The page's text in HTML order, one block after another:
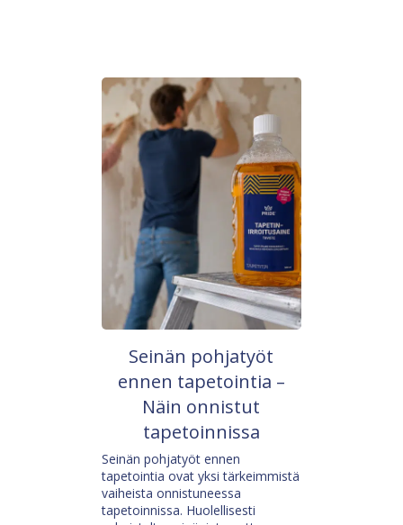
Seinän pohjatyöt
ennen tapetointia –
Näin onnistut
tapetoinnissa
Seinän pohjatyöt ennen
tapetointia ovat yksi tärkeimmistä
vaiheista onnistuneessa
tapetoinnissa. Huolellisesti